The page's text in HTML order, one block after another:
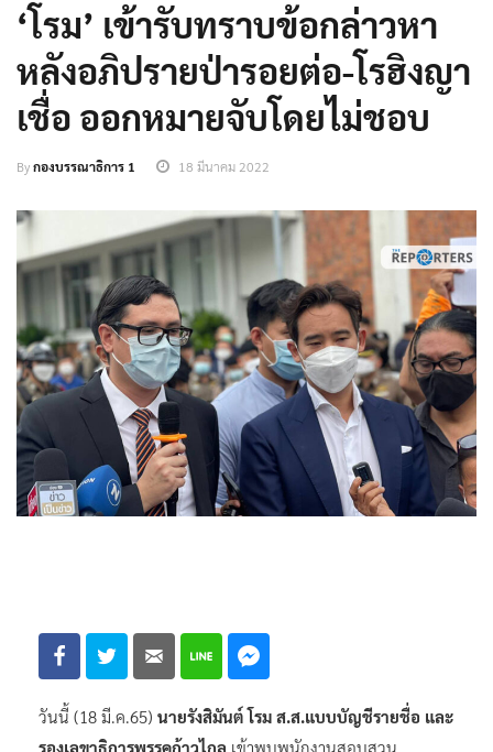
‘โรม’ เข้ารับทราบข้อกล่าวหา
หลังอภิปรายป่ารอยต่อ-โรฮิงญา
เชื่อ ออกหมายจับโดยไม่ชอบ
Byกองบรรณาธิการ 1 18 มีนาคม 2022
วันนี้ (18 มี.ค.65) นายรังสิมันต์ โรม ส.ส.แบบบัญชีรายชื่อ และ
รองเลขาธิการพรรคก้าวไกล เข้าพบพนักงานสอบสวน